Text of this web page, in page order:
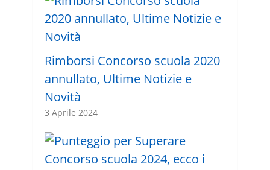
Rimborsi Concorso scuola 2020
annullato, Ultime Notizie e
Novità
3 Aprile 2024